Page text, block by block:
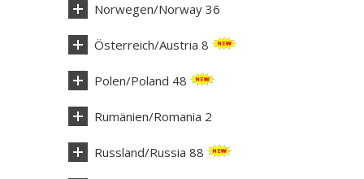
Norwegen/Norway 36
Österreich/Austria 8
Polen/Poland 48
Rumänien/Romania 2
Russland/Russia 88